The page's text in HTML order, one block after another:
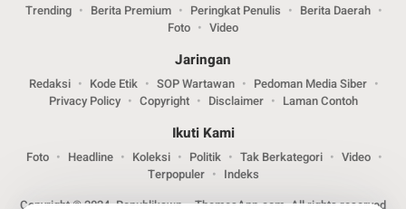
Trending Berita Premium Peringkat Penulis
Berita Daerah
Foto
Video
Jaringan
Redaksi Kode Etik SOP Wartawan
Pedoman Media Siber
Privacy Policy
Copyright Disclaimer Laman Contoh
Ikuti Kami
Foto Headline Koleksi Politik Tak Berkategori
Video
Terpopuler
Indeks
Copyright © 2024. Republikawp – ThemesApp.com. All rights reserved